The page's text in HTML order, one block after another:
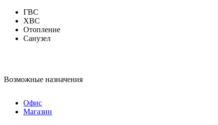
ГВС
ХВС
Отопление
Санузел
Возможные назначения
Офис
Магазин